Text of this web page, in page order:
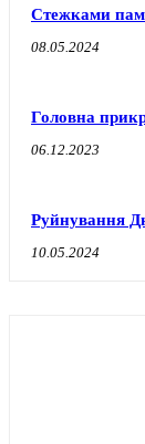
Стежками
08.05.2024
Головна
06.12.2023
Руйнування
10.05.2024